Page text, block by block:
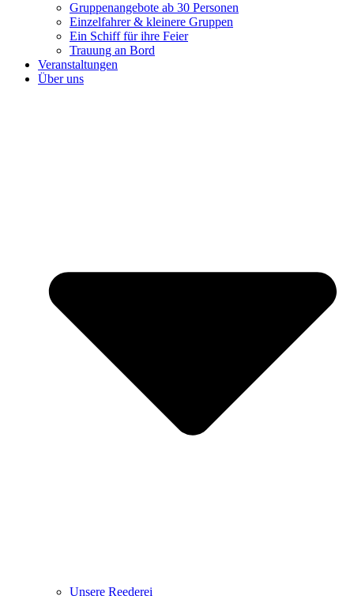
Gruppenangebote ab 30 Personen
Einzelfahrer & kleinere Gruppen
Ein Schiff für ihre Feier
Trauung an Bord
Veranstaltungen
Über uns
Unsere Reederei